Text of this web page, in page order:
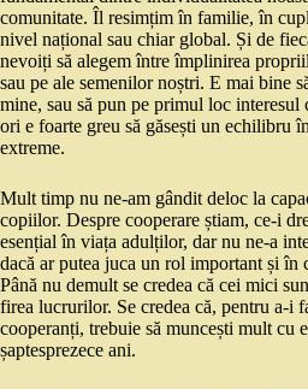
comunitate. Îl resimțim în familie, în
nivel național sau chiar global. Și de
nevoiți să alegem între împlinirea
sau pe ale semenilor noștri. E mai bine
mine, sau să pun pe primul loc
ori e foarte greu să găsești un echilibru
extreme.
Mult timp nu ne-am gândit deloc la
copiilor. Despre cooperare știam, ce-i
esențial în viața adulților, dar nu ne-a
dacă ar putea juca un rol important și în
Până nu demult se credea că cei mici
firea lucrurilor. Se credea că, pentru a-i
cooperanți, trebuie să muncești mult cu
șaptesprezece ani.